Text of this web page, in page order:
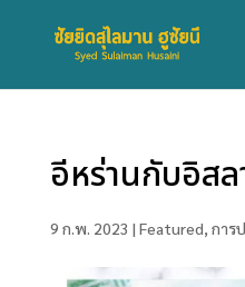
อีหร่านกับอิส
9 ก.พ. 2023 | Featured, การ